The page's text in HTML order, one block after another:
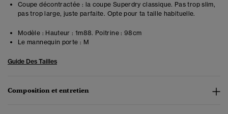
Coupe décontractée : la coupe Superdry classique. Pas trop slim,
pas trop large, juste parfaite. Opte pour ta taille habituelle.
Modèle : Hauteur : 1m88. Poitrine : 98cm
Le mannequin porte : M
Guide Des Tailles
Composition et entretien